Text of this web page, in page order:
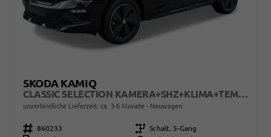
SKODA KAMIQ
CLASSIC SELECTION KAMERA+SHZ+KLIMA+TEMPOMAT+LED+16" LM
unverbindliche Lieferzeit: ca. 3-6 Monate Neuwagen
Fahrzeugnr. 860233 Getriebe Schalt. 5-Gang